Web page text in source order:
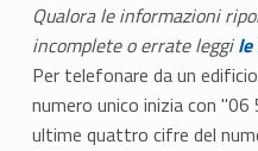
Qualora le informazioni
incomplete o errate leggi
Per telefonare da un
numero unico inizia con
ultime quattro cifre del